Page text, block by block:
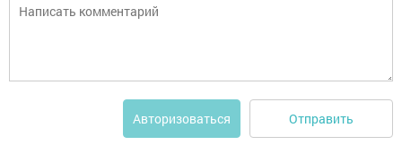
Авторизоваться Отправить